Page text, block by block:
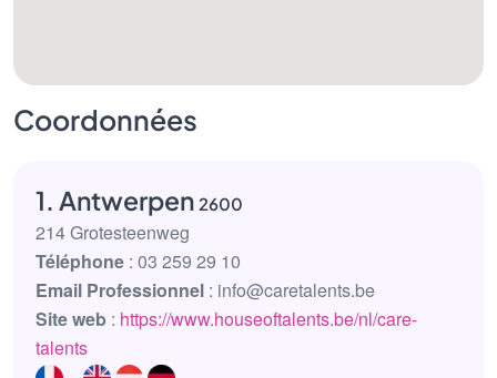
Coordonnées
1. Antwerpen 2600
214 Grotesteenweg
Téléphone : 03 259 29 10
Email Professionnel : info@caretalents.be
Site web : https://www.houseoftalents.be/nl/care-
talents